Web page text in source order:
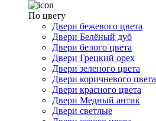
По цвету
Двери бежевого цвета
Двери Белёный дуб
Двери белого цвета
Двери Грецкий орех
Двери зеленого цвета
Двери коричневого цвета
Двери красного цвета
Двери Медный антик
Двери светлые